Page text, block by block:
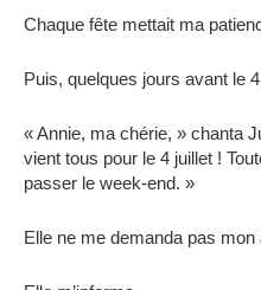
Chaque fête mettait ma
Puis, quelques jours avant le
« Annie, ma chérie, » chanta
vient tous pour le 4 juillet !
passer le week-end. »
Elle ne me demanda pas mon